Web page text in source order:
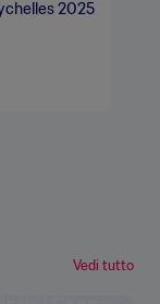
2025
Vedi tutto